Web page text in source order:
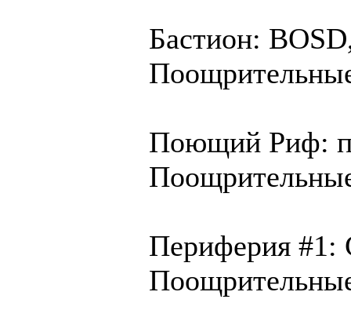
Бастион:
Поющий Риф:
Периферия #1: